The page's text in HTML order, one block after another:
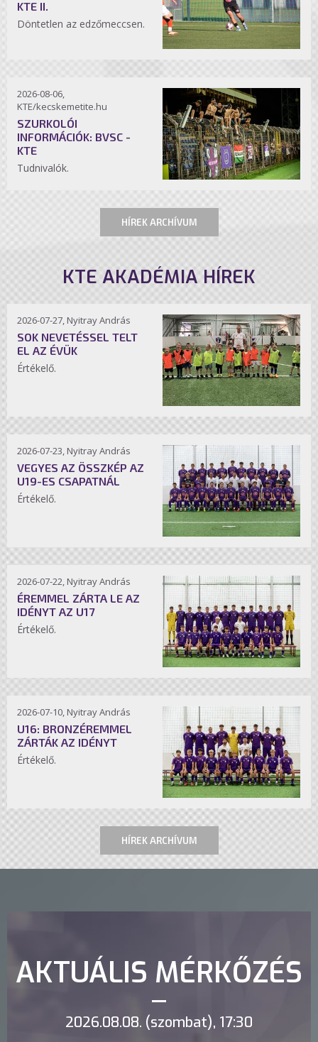
KTE II.
Döntetlen az edzőmeccsen.
2026-08-06,
KTE/kecskemetite.hu
SZURKOLÓI
INFORMÁCIÓK: BVSC -
KTE
Tudnivalók.
HÍREK ARCHÍVUM
KTE AKADÉMIA HÍREK
2026-07-27, Nyitray András
SOK NEVETÉSSEL TELT
EL AZ ÉVÜK
Értékelő.
2026-07-23, Nyitray András
VEGYES AZ ÖSSZKÉP AZ
U19-ES CSAPATNÁL
Értékelő.
2026-07-22, Nyitray András
ÉREMMEL ZÁRTA LE AZ
IDÉNYT AZ U17
Értékelő.
2026-07-10, Nyitray András
U16: BRONZÉREMMEL
ZÁRTÁK AZ IDÉNYT
Értékelő.
HÍREK ARCHÍVUM
AKTUÁLIS MÉRKŐZÉS
2026.08.08. (szombat), 17:30